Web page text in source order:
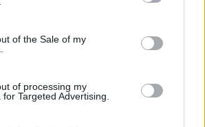
to Google and its third-party tags to
specified purposes in below Google
of the Sale of my
of processing my
Targeted Advertising.
& Εξειδίκευση: Το Mοντέλο που
Eργασίας